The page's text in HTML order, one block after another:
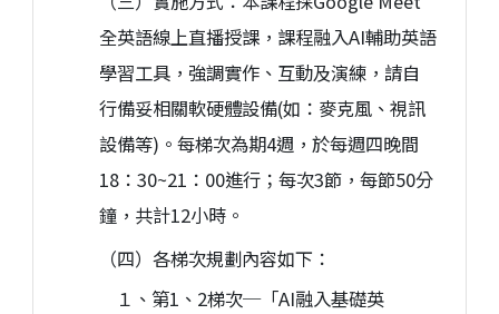
全英語線上直播授課，課程融入AI輔助英語
學習工具，強調實作、互動及演練，請自
行備妥相關軟硬體設備(如：麥克風、視訊
設備等)。每梯次為期4週，於每週四晚間
18：30~21：00進行；每次3節，每節50分
鐘，共計12小時。
（四）各梯次規劃內容如下：
１、第1、2梯次─「AI融入基礎英